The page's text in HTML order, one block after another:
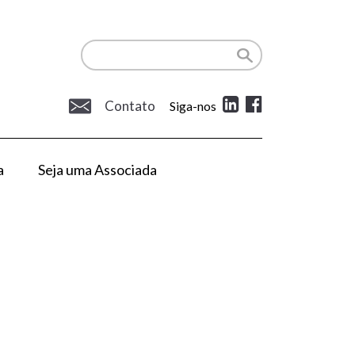
Contato Siga-nos
Seja uma Associada